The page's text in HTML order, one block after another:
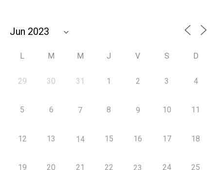
L M M J V S D
29 30 31 1 2 3 4
5 6 7 8 9 10 11
12 13 14 15 16 17 18
19 20 21 22 23 24 25